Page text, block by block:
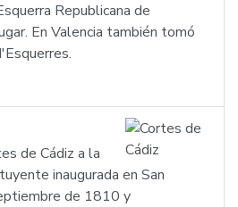
Republicana de
En Valencia también tomó
de Cádiz a la
inaugurada en San
de 1810 y